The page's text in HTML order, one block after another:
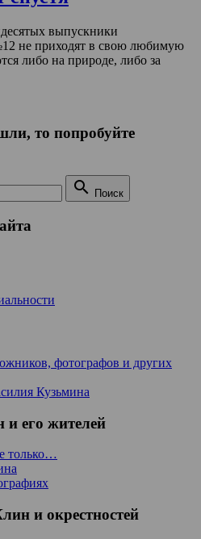
выпускники
не приходят в свою любимую
либо на природе, либо за
то попробуйте
 Поиск
фотографов и других
Кузьмина
и его жителей
только…
и окрестностей